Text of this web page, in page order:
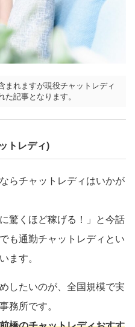
まれますが現役チャットレディ
記事となります。
トレディ)
らチャットレディはいかが
驚くほど稼げる！」と今話
も通勤チャットレディとい
ます。
したいのが、全国規模で実
務所です。